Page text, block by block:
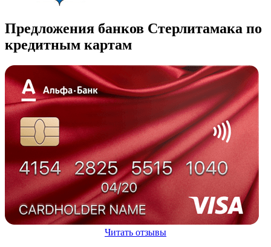
Предложения банков Стерлитамака по
кредитным картам
Читать отзывы